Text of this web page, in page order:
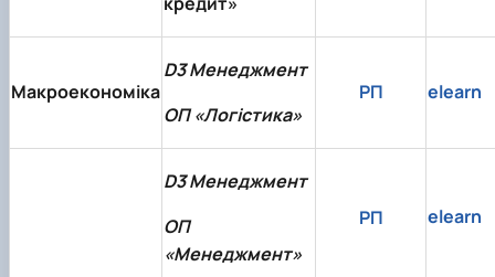
Макроекономіка
D3 Менеджмент
ОП «Логістика»
РП elearn
D3 Менеджмент
ОП
«Менеджмент»
РП elearn